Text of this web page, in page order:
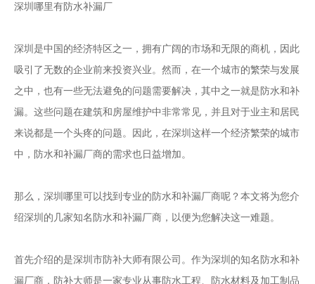
深圳哪里有防水补漏厂
深圳是中国的经济特区之一，拥有广阔的市场和无限的商机，因此
吸引了无数的企业前来投资兴业。然而，在一个城市的繁荣与发展
之中，也有一些无法避免的问题需要解决，其中之一就是防水和补
漏。这些问题在建筑和房屋维护中非常常见，并且对于业主和居民
来说都是一个头疼的问题。因此，在深圳这样一个经济繁荣的城市
中，防水和补漏厂商的需求也日益增加。
那么，深圳哪里可以找到专业的防水和补漏厂商呢？本文将为您介
绍深圳的几家知名防水和补漏厂商，以便为您解决这一难题。
首先介绍的是深圳市防补大师有限公司。作为深圳的知名防水和补
漏厂商，防补大师是一家专业从事防水工程、防水材料及加工制品